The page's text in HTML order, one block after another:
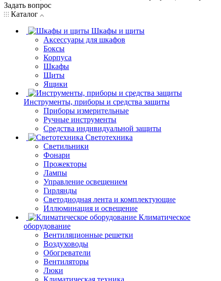
Задать вопрос
Каталог
Шкафы и щиты
Аксессуары для шкафов
Боксы
Корпуса
Шкафы
Щиты
Ящики
Инструменты, приборы и средства защиты
Приборы измерительные
Ручные инструменты
Средства индивидуальной защиты
Светотехника
Светильники
Фонари
Прожекторы
Лампы
Управление освещением
Гирлянды
Светодиодная лента и комплектующие
Иллюминация и освещение
Климатическое
оборудование
Вентиляционные решетки
Воздуховоды
Обогреватели
Вентиляторы
Люки
Климатическая техника